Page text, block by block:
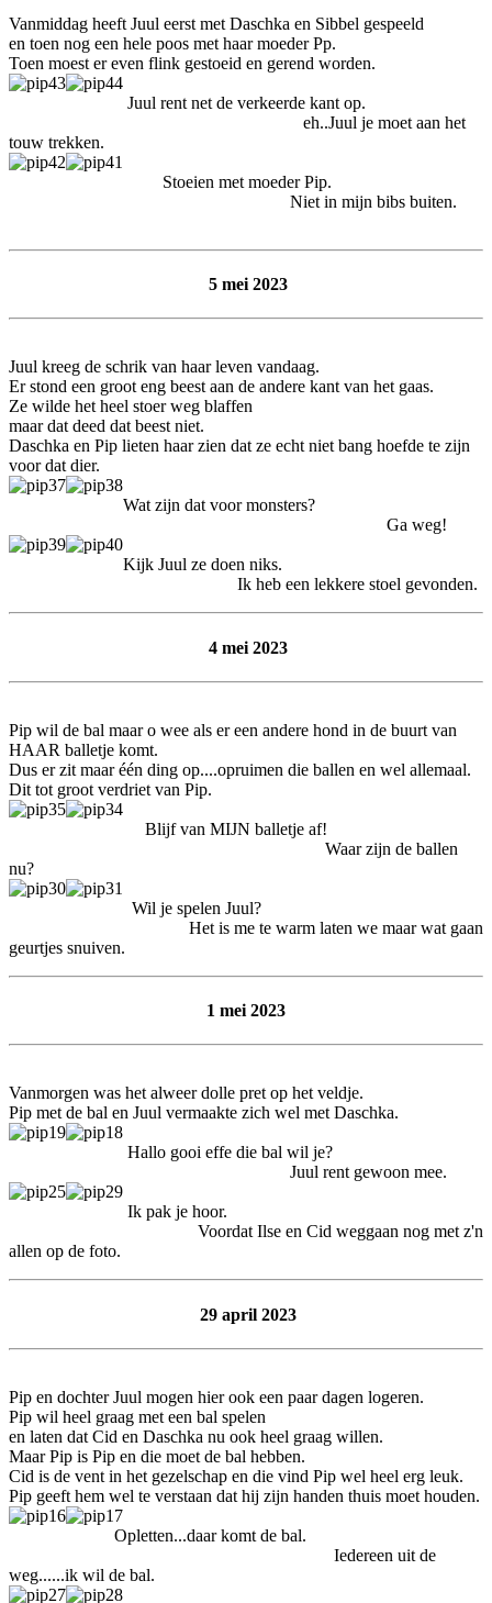
Vanmiddag heeft Juul eerst met Daschka en Sibbel gespeeld
en toen nog een hele poos met haar moeder Pp.
Toen moest er even flink gestoeid en gerend worden.
Juul rent net de verkeerde kant op.
eh..Juul je moet aan het
touw trekken.
Stoeien met moeder Pip.
Niet in mijn bibs buiten.
5 mei 2023
Juul kreeg de schrik van haar leven vandaag.
Er stond een groot eng beest aan de andere kant van het gaas.
Ze wilde het heel stoer weg blaffen
maar dat deed dat beest niet.
Daschka en Pip lieten haar zien dat ze echt niet bang hoefde te zijn
voor dat dier.
Wat zijn dat voor monsters?
Ga weg!
Kijk Juul ze doen niks.
Ik heb een lekkere stoel gevonden.
4 mei 2023
Pip wil de bal maar o wee als er een andere hond in de buurt van
HAAR balletje komt.
Dus er zit maar één ding op....opruimen die ballen en wel allemaal.
Dit tot groot verdriet van Pip.
Blijf van MIJN balletje af!
Waar zijn de ballen
nu?
Wil je spelen Juul?
Het is me te warm laten we maar wat gaan
geurtjes snuiven.
1 mei 2023
Vanmorgen was het alweer dolle pret op het veldje.
Pip met de bal en Juul vermaakte zich wel met Daschka.
Hallo gooi effe die bal wil je?
Juul rent gewoon mee.
Ik pak je hoor.
Voordat Ilse en Cid weggaan nog met z'n
allen op de foto.
29 april 2023
Pip en dochter Juul mogen hier ook een paar dagen logeren.
Pip wil heel graag met een bal spelen
en laten dat Cid en Daschka nu ook heel graag willen.
Maar Pip is Pip en die moet de bal hebben.
Cid is de vent in het gezelschap en die vind Pip wel heel erg leuk.
Pip geeft hem wel te verstaan dat hij zijn handen thuis moet houden.
Opletten...daar komt de bal.
Iedereen uit de
weg......ik wil de bal.